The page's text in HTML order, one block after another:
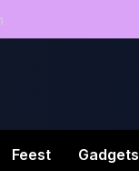
Feest Gadgets